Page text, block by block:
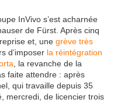
InVivo s’est acharnée
de Fürst. Après cinq
et, une grève très
d’imposer la réintégration
, la revanche de la
faite attendre : après
qui travaille depuis 35
mercredi, de licencier trois